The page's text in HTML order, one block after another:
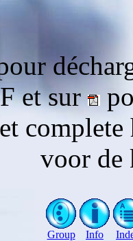
et sur
voor de
Group Info